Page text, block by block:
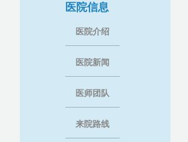
医院信息
医院介绍
医院新闻
医师团队
来院路线